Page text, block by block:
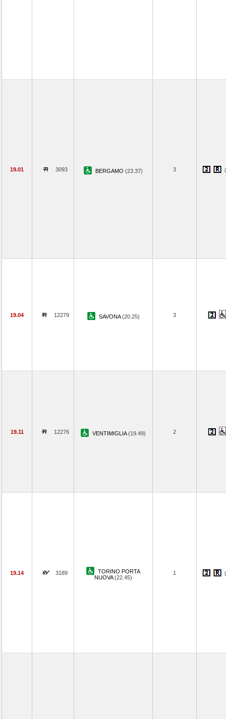
19.01 3093 BERGAMO (23.37) 3
19.04 12279 SAVONA(20.25) 3
19.11 12276 VENTIMIGLIA(19.49) 2
19.14 3189
TORINO PORTA
NUOVA(22.45)
1